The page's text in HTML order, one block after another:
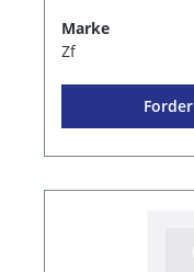
Marke
Zf